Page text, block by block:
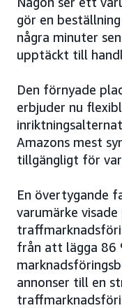
gör en
några minuter
upptäckt till
Den förnyade
erbjuder nu
Amazons mest
tillgängligt för
En övertygande
varumärke
från att lägga 86
annonser till en